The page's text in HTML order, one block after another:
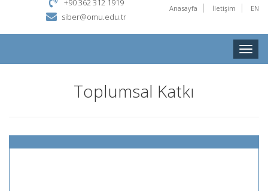
Anasayfa İletişim EN
+90 362 312 1919
siber@omu.edu.tr
Toggle
Toplumsal Katkı